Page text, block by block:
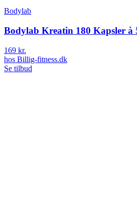
Bodylab
Bodylab Kreatin 180 Kapsler à
169 kr.
hos Billig-fitness.dk
Se tilbud